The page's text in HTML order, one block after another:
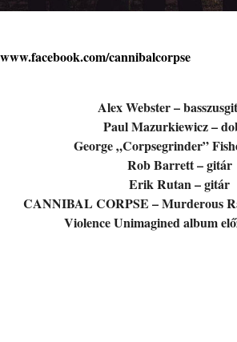
www.facebook.com/cannibalcorpse
Alex Webster –
Paul Mazurkiewicz –
George „Corpsegrinder”
Rob Barrett – gitár
Erik Rutan – gitár
CANNIBAL CORPSE – Murderous
Violence Unimagined album